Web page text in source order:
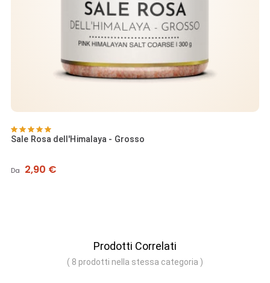
Sale Rosa dell'Himalaya - Grosso
Da Prezzo
2,90 €
Prodotti Correlati
( 8 prodotti nella stessa categoria )